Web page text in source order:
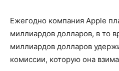
Ежегодно компания Apple
миллиардов долларов, в то
миллиардов долларов
комиссии, которую она